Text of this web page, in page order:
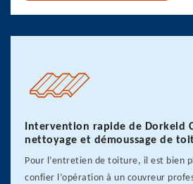
Intervention rapide de Dorkeld
nettoyage et démoussage de
Pour l’entretien de toiture, il est bien
confier l’opération à un couvreur